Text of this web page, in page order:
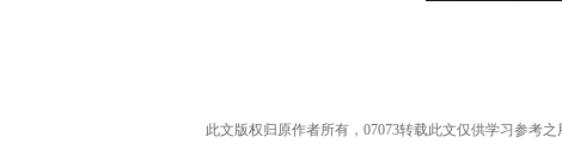
此文版权归原作者所有，07073转载此文仅供学习参考之